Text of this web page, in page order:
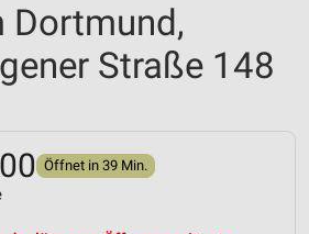
Dortmund,
Straße 148
Öffnet in 39 Min.